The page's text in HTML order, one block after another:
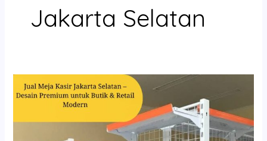
Jakarta Selatan
Jual
Meja
Jakarta